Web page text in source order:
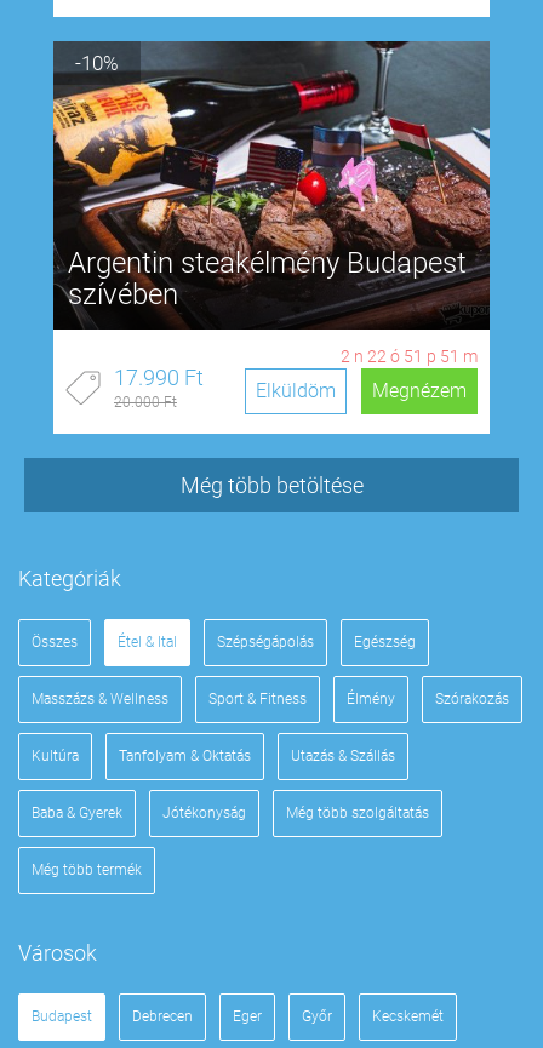
-10%
Argentin steakélmény Budapest
szívében
2 n 22 ó 51 p 50 m
17.990 Ft
20.000 Ft Megnézem
Elküldöm
Még több betöltése
Kategóriák
Összes Étel & Ital Szépségápolás Egészség
Masszázs & Wellness Sport & Fitness Élmény Szórakozás
Kultúra Tanfolyam & Oktatás Utazás & Szállás
Baba & Gyerek Jótékonyság Még több szolgáltatás
Még több termék
Városok
Budapest Debrecen Eger Győr Kecskemét